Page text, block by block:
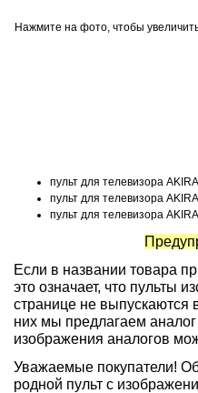
Нажмите на фото, чтобы
пульт для телевизора
пульт для телевизора
пульт для телевизора
Если в названии товара
это означает, что пульты
странице не выпускаются
них мы предлагаем
изображения аналогов
Уважаемые покупатели!
родной пульт с